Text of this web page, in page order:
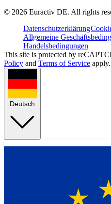
© 2026 Euractiv DE. All rights
Datenschutzerklärung
Allgemeine
Handelsbedingungen
This site is protected by
Policy and Terms of Service apply.
Deutsch